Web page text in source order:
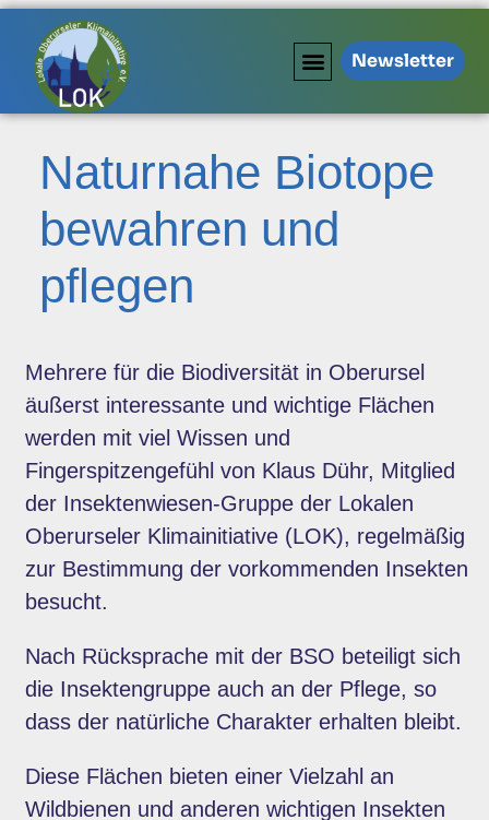
Newsletter
Naturnahe Biotope
bewahren und
pflegen
Mehrere für die Biodiversität in Oberursel
äußerst interessante und wichtige Flächen
werden mit viel Wissen und
Fingerspitzengefühl von Klaus Dühr, Mitglied
der Insektenwiesen-Gruppe der Lokalen
Oberurseler Klimainitiative (LOK), regelmäßig
zur Bestimmung der vorkommenden Insekten
besucht.
Nach Rücksprache mit der BSO beteiligt sich
die Insektengruppe auch an der Pflege, so
dass der natürliche Charakter erhalten bleibt.
Diese Flächen bieten einer Vielzahl an
Wildbienen und anderen wichtigen Insekten